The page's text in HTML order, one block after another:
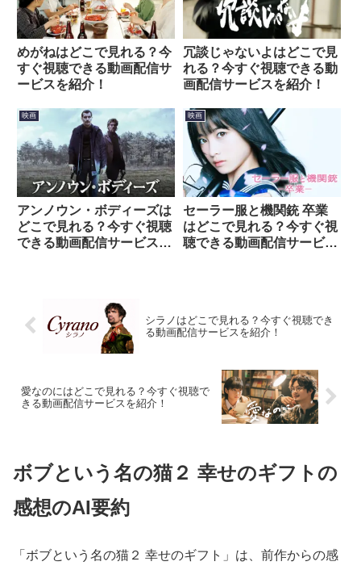
めがねはどこで見れる？今
すぐ視聴できる動画配信サ
ービスを紹介！
冗談じゃないよはどこで見
れる？今すぐ視聴できる動
画配信サービスを紹介！
映画
アンノウン・ボディーズは
どこで見れる？今すぐ視聴
できる動画配信サービスを
映画
セーラー服と機関銃 卒業
はどこで見れる？今すぐ視
聴できる動画配信サービス
シラノはどこで見れる？今すぐ視聴でき
る動画配信サービスを紹介！
愛なのにはどこで見れる？今すぐ視聴で
きる動画配信サービスを紹介！
ボブという名の猫２ 幸せのギフトの
感想のAI要約
「ボブという名の猫２ 幸せのギフト」は、前作からの感